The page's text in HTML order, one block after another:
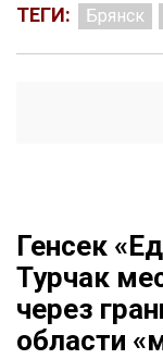
ТЕГИ: Брянск
Генсек
Турчак
через
области